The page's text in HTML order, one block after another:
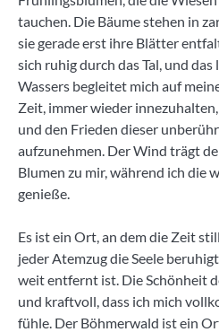
tauchen. Die Bäume stehen in
sie gerade erst ihre Blätter
sich ruhig durch das Tal, und
Wassers begleitet mich auf
Zeit, immer wieder
und den Frieden dieser
aufzunehmen. Der Wind trägt
Blumen zu mir, während ich die
genieße.
Es ist ein Ort, an dem die Zeit
jeder Atemzug die Seele
weit entfernt ist. Die Schönheit
und kraftvoll, dass ich mich
fühle. Der Böhmerwald ist ein